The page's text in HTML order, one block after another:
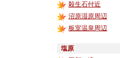
殺生石付近
沼原湿原周辺
板室温泉周辺
塩原